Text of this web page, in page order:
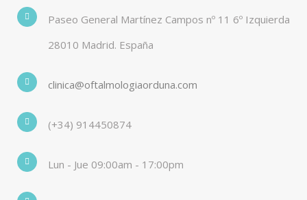
Paseo General Martínez Campos nº 11 6º Izquierda
28010 Madrid. España
clinica@oftalmologiaorduna.com
(+34) 914450874
Lun - Jue 09:00am - 17:00pm